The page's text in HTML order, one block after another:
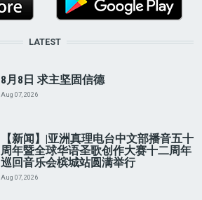
LATEST
8月8日 求主坚固信德
Aug 07, 2026
【新闻】|亚洲真理电台中文部播音五十
周年暨全球华语圣歌创作大赛十二周年
巡回音乐会槟城站圆满举行
Aug 07, 2026